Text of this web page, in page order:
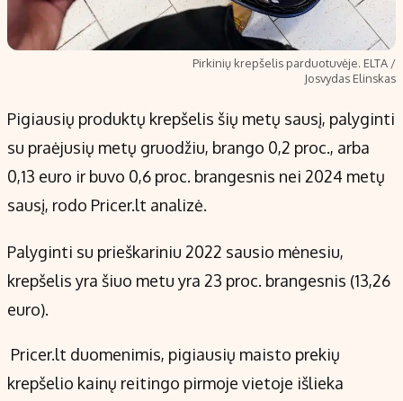
Redakcija
Apie mus
Turinio žymėjimo taisyklės
Kontaktai
Regionų naujienos
Indėlių palūkanos
Pirkinių krepšelis parduotuvėje. ELTA /
Josvydas Elinskas
Pigiausių produktų krepšelis šių metų sausį, palyginti
su praėjusių metų gruodžiu, brango 0,2 proc., arba
0,13 euro ir buvo 0,6 proc. brangesnis nei 2024 metų
sausį, rodo Pricer.lt analizė.
Palyginti su prieškariniu 2022 sausio mėnesiu,
krepšelis yra šiuo metu yra 23 proc. brangesnis (13,26
euro).
Pricer.lt duomenimis, pigiausių maisto prekių
krepšelio kainų reitingo pirmoje vietoje išlieka